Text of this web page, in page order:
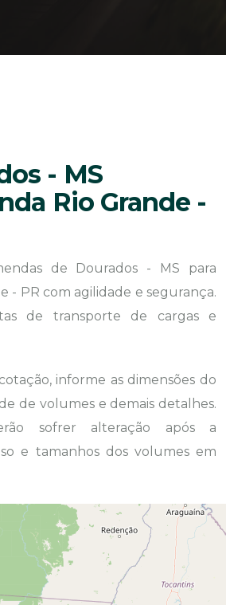
- MS
Rio Grande -
de Dourados - MS para
- PR com agilidade e segurança.
de transporte de cargas e
informe as dimensões do
de volumes e demais detalhes.
sofrer alteração após a
e tamanhos dos volumes em